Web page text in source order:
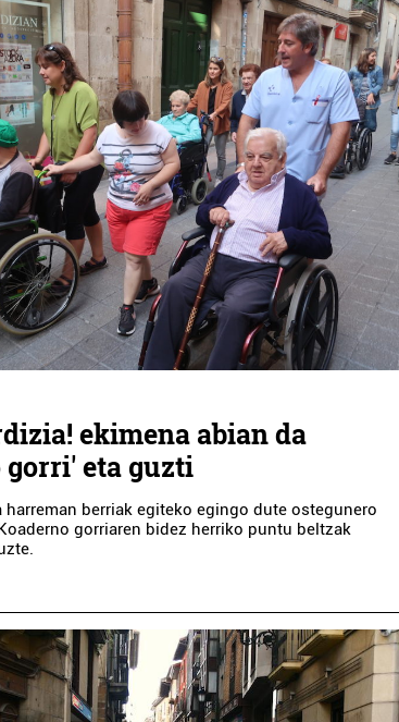
ekimena abian da
gorri' eta guzti
harreman berriak egiteko egingo dute ostegunero
gorriaren bidez herriko puntu beltzak